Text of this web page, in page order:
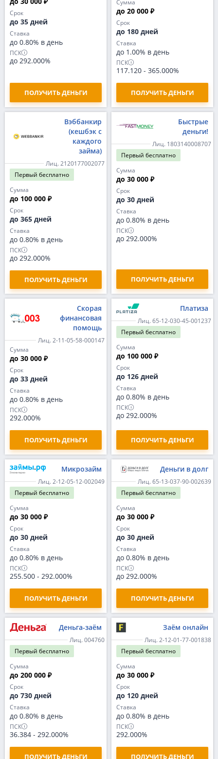
Срок
до 35 дней
Ставка
до 0.80% в день
ПСК
до 292.000%
ПОЛУЧИТЬ ДЕНЬГИ
Сумма
до 20 000 ₽
Срок
до 180 дней
Ставка
до 1.00% в день
ПСК
117.120 - 365.000%
ПОЛУЧИТЬ ДЕНЬГИ
Вэббанкир
(кешбэк с
каждого
займа)
Лиц. 2120177002077
Первый бесплатно
Сумма
до 100 000 ₽
Срок
до 365 дней
Ставка
до 0.80% в день
ПСК
до 292.000%
ПОЛУЧИТЬ ДЕНЬГИ
Быстрые
деньги!
Лиц. 1803140008707
Первый бесплатно
Сумма
до 30 000 ₽
Срок
до 30 дней
Ставка
до 0.80% в день
ПСК
до 292.000%
ПОЛУЧИТЬ ДЕНЬГИ
Скорая
финансовая
помощь
Лиц. 2-11-05-58-000147
Сумма
до 30 000 ₽
Срок
до 33 дней
Ставка
до 0.80% в день
ПСК
292.000%
ПОЛУЧИТЬ ДЕНЬГИ
Платиза
Лиц. 65-12-030-45-001237
Первый бесплатно
Сумма
до 100 000 ₽
Срок
до 126 дней
Ставка
до 0.80% в день
ПСК
до 292.000%
ПОЛУЧИТЬ ДЕНЬГИ
Микрозайм
Лиц. 2-12-05-12-002049
Первый бесплатно
Сумма
до 30 000 ₽
Срок
до 30 дней
Ставка
до 0.80% в день
ПСК
255.500 - 292.000%
ПОЛУЧИТЬ ДЕНЬГИ
Деньги в долг
Лиц. 65-13-037-90-002639
Первый бесплатно
Сумма
до 30 000 ₽
Срок
до 30 дней
Ставка
до 0.80% в день
ПСК
до 292.000%
ПОЛУЧИТЬ ДЕНЬГИ
Деньга-заём
Лиц. 004760
Первый бесплатно
Сумма
до 200 000 ₽
Срок
до 730 дней
Ставка
до 0.80% в день
ПСК
36.384 - 292.000%
ПОЛУЧИТЬ ДЕНЬГИ
Заём онлайн
Лиц. 2-12-01-77-001838
Первый бесплатно
Сумма
до 30 000 ₽
Срок
до 120 дней
Ставка
до 0.80% в день
ПСК
292.000%
ПОЛУЧИТЬ ДЕНЬГИ